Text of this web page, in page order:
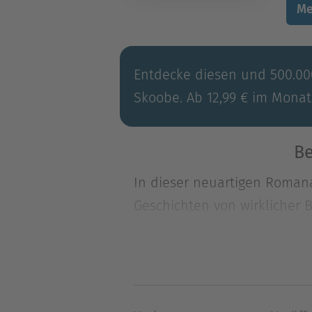
Entdecke diesen und
Skoobe. Ab 12,99 € im
In dieser neuartigen
Geschichten von wirklicher
In dieser neuartigen